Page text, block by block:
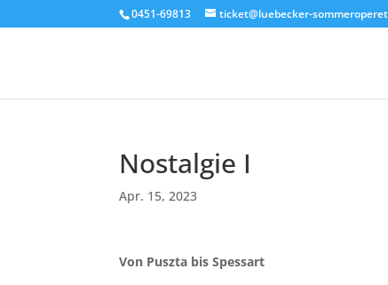
0451-69813 ticket@luebecker-
Nostalgie I
Apr. 15, 2023
Von Puszta bis Spessart